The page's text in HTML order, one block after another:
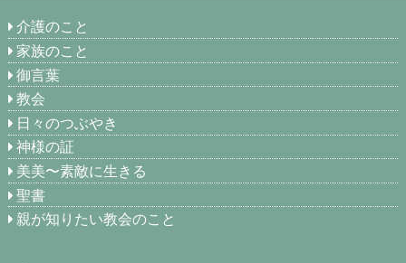
介護のこと
家族のこと
御言葉
教会
日々のつぶやき
神様の証
美美〜素敵に生きる
聖書
親が知りたい教会のこと